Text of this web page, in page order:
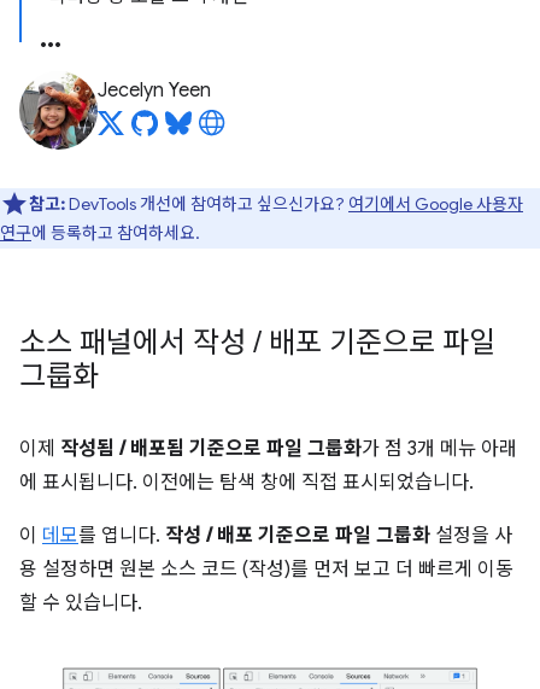
Jecelyn Yeen
참고:DevTools 개선에 참여하고 싶으신가요? 여기에서 Google 사용자
연구에 등록하고 참여하세요.
소스 패널에서 작성 / 배포 기준으로 파일
그룹화
이제 작성됨 / 배포됨 기준으로 파일 그룹화가 점 3개 메뉴 아래
에 표시됩니다. 이전에는 탐색 창에 직접 표시되었습니다.
이 데모를 엽니다. 작성 / 배포 기준으로 파일 그룹화 설정을 사
용 설정하면 원본 소스 코드 (작성)를 먼저 보고 더 빠르게 이동
할 수 있습니다.